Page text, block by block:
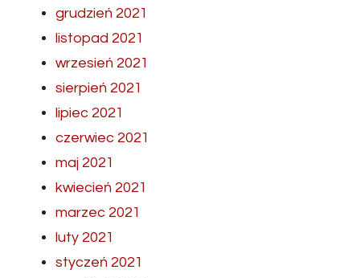
grudzień 2021
listopad 2021
wrzesień 2021
sierpień 2021
lipiec 2021
czerwiec 2021
maj 2021
kwiecień 2021
marzec 2021
luty 2021
styczeń 2021